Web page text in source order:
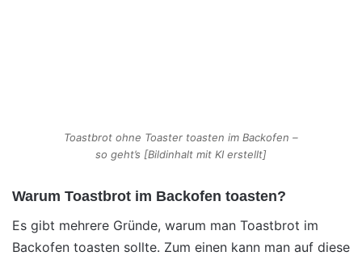
Toastbrot ohne Toaster toasten im Backofen –
so geht’s [Bildinhalt mit KI erstellt]
Warum Toastbrot im Backofen toasten?
Es gibt mehrere Gründe, warum man Toastbrot im
Backofen toasten sollte. Zum einen kann man auf diese